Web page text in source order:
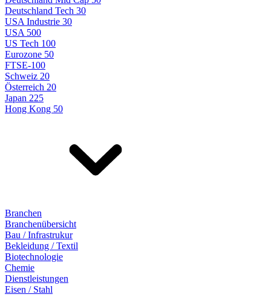
Deutschland Tech 30
USA Industrie 30
USA 500
US Tech 100
Eurozone 50
FTSE-100
Schweiz 20
Österreich 20
Japan 225
Hong Kong 50
Branchen
Branchenübersicht
Bau / Infrastrukur
Bekleidung / Textil
Biotechnologie
Chemie
Dienstleistungen
Eisen / Stahl